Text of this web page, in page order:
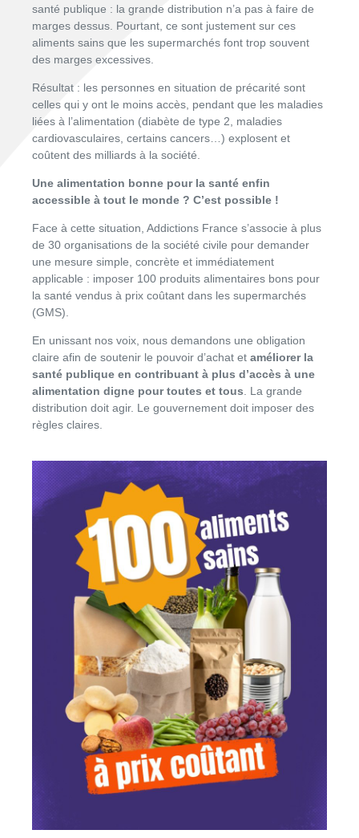
santé publique : la grande distribution n’a pas à faire de
marges dessus. Pourtant, ce sont justement sur ces
aliments sains que les supermarchés font trop souvent
des marges excessives.
Résultat : les personnes en situation de précarité sont
celles qui y ont le moins accès, pendant que les maladies
liées à l’alimentation (diabète de type 2, maladies
cardiovasculaires, certains cancers…) explosent et
coûtent des milliards à la société.
Une alimentation bonne pour la santé enfin
accessible à tout le monde ? C’est possible !
Face à cette situation, Addictions France s’associe à plus
de 30 organisations de la société civile pour demander
une mesure simple, concrète et immédiatement
applicable : imposer 100 produits alimentaires bons pour
la santé vendus à prix coûtant dans les supermarchés
(GMS).
En unissant nos voix, nous demandons une obligation
claire afin de soutenir le pouvoir d’achat et améliorer la
santé publique en contribuant à plus d’accès à une
alimentation digne pour toutes et tous. La grande
distribution doit agir. Le gouvernement doit imposer des
règles claires.